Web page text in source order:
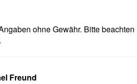
ohne Gewähr. Bitte beachten
.
Freund